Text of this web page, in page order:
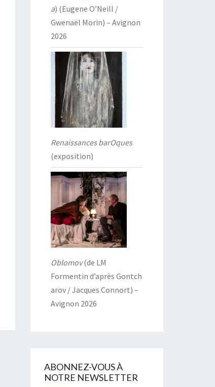
a) (Eugene O’Neill /
Gwenaël Morin) – Avignon
2026
Renaissances barOques
(exposition)
Oblomov(de LM
Formentin d’après Gontch
arov / Jacques Connort) –
Avignon 2026
ABONNEZ-VOUS À
NOTRE NEWSLETTER